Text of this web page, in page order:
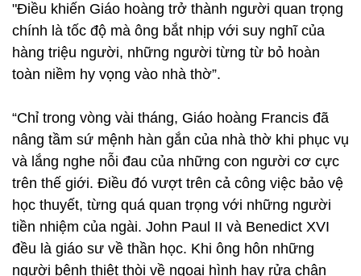
"Điều khiến Giáo hoàng trở thành người quan trọng
chính là tốc độ mà ông bắt nhịp với suy nghĩ của
hàng triệu người, những người từng từ bỏ hoàn
toàn niềm hy vọng vào nhà thờ”.
“Chỉ trong vòng vài tháng, Giáo hoàng Francis đã
nâng tầm sứ mệnh hàn gắn của nhà thờ khi phục vụ
và lắng nghe nỗi đau của những con người cơ cực
trên thế giới. Điều đó vượt trên cả công việc bảo vệ
học thuyết, từng quá quan trọng với những người
tiền nhiệm của ngài. John Paul II và Benedict XVI
đều là giáo sư về thần học. Khi ông hôn những
người bệnh thiệt thòi về ngoại hình hay rửa chân